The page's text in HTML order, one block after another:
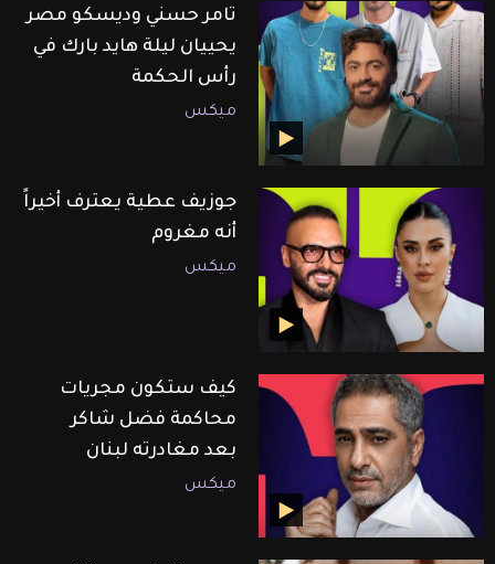
تامر حسني وديسكو مصر
يحييان ليلة هايد بارك في
رأس الحكمة
ميكس
جوزيف عطية يعترف أخيراً
أنه مغروم
ميكس
كيف ستكون مجريات
محاكمة فضل شاكر
بعد مغادرته لبنان
ميكس